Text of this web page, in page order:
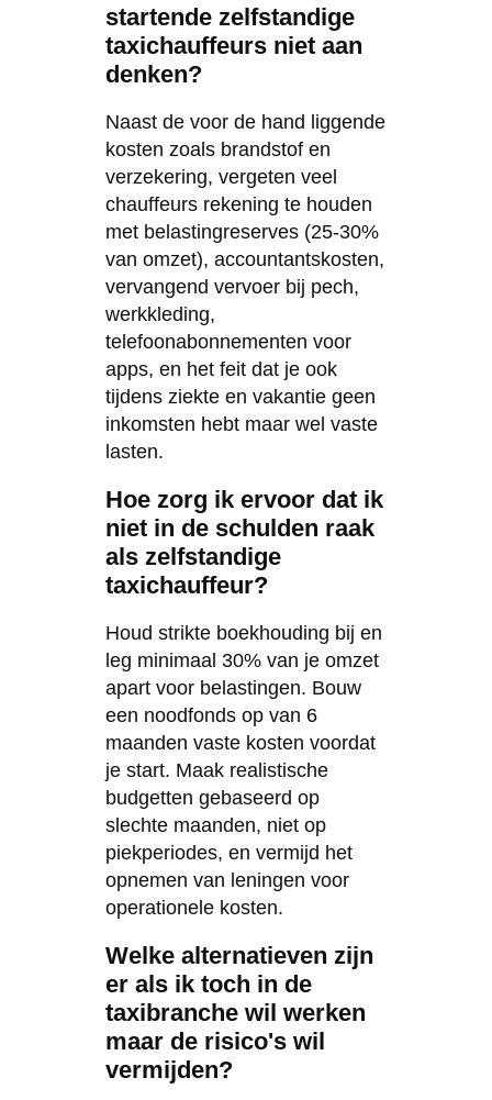
startende zelfstandige
taxichauffeurs niet aan
denken?
Naast de voor de hand liggende
kosten zoals brandstof en
verzekering, vergeten veel
chauffeurs rekening te houden
met belastingreserves (25-30%
van omzet), accountantskosten,
vervangend vervoer bij pech,
werkkleding,
telefoonabonnementen voor
apps, en het feit dat je ook
tijdens ziekte en vakantie geen
inkomsten hebt maar wel vaste
lasten.
Hoe zorg ik ervoor dat ik
niet in de schulden raak
als zelfstandige
taxichauffeur?
Houd strikte boekhouding bij en
leg minimaal 30% van je omzet
apart voor belastingen. Bouw
een noodfonds op van 6
maanden vaste kosten voordat
je start. Maak realistische
budgetten gebaseerd op
slechte maanden, niet op
piekperiodes, en vermijd het
opnemen van leningen voor
operationele kosten.
Welke alternatieven zijn
er als ik toch in de
taxibranche wil werken
maar de risico's wil
vermijden?